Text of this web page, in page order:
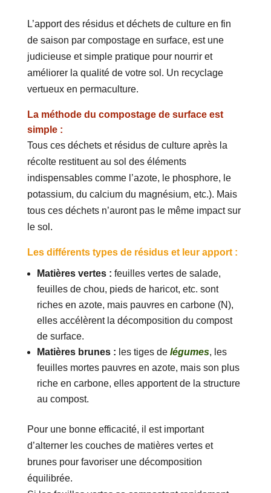
L’apport des résidus et déchets de culture en fin
de saison par compostage en surface, est une
judicieuse et simple pratique pour nourrir et
améliorer la qualité de votre sol. Un recyclage
vertueux en permaculture.
La méthode du compostage de surface est
simple :
Tous ces déchets et résidus de culture après la
récolte restituent au sol des éléments
indispensables comme l’azote, le phosphore, le
potassium, du calcium du magnésium, etc.). Mais
tous ces déchets n’auront pas le même impact sur
le sol.
Les différents types de résidus et leur apport :
Matières vertes : feuilles vertes de salade,
feuilles de chou, pieds de haricot, etc. sont
riches en azote, mais pauvres en carbone (N),
elles accélèrent la décomposition du compost
de surface.
Matières brunes : les tiges delégumes, les
feuilles mortes pauvres en azote, mais son plus
riche en carbone, elles apportent de la structure
au compost.
Pour une bonne efficacité, il est important
d’alterner les couches de matières vertes et
brunes pour favoriser une décomposition
équilibrée.